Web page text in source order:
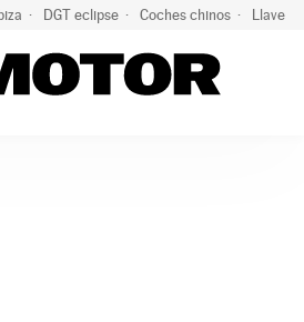
DGT eclipse Coches chinos Llaves